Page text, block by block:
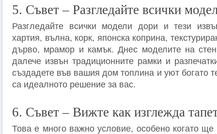
5. Съвет – Разгледайте всички
Разгледайте всички модели дори и тези
хартия, вълна, корк, японска коприна,
дърво, мрамор и камък. Днес моделите на
далече извън традиционните рамки и
създадете във вашия дом топлина и уют богато
са идеалното решение за вас.
6. Съвет – Вижте как изглежда
Това е много важно условие, особено когато ще